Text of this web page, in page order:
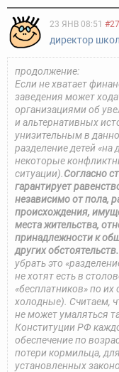
23 ЯНВ 08:51 #27
директор
продолжение:
Если не хватает
заведения может
организациями об
и альтернативных
унизительным в
разделение детей «на
некоторые
ситуации).Согласно
гарантирует
независимо от пола,
происхождения,
места жительства,
принадлежности к
других обстоятельств.
убрать это
не хотят есть в
«бесплатников» по
холодные). Считаем,
не может умаляться
Конституции РФ
обеспечение по
потери кормильца,
установленных